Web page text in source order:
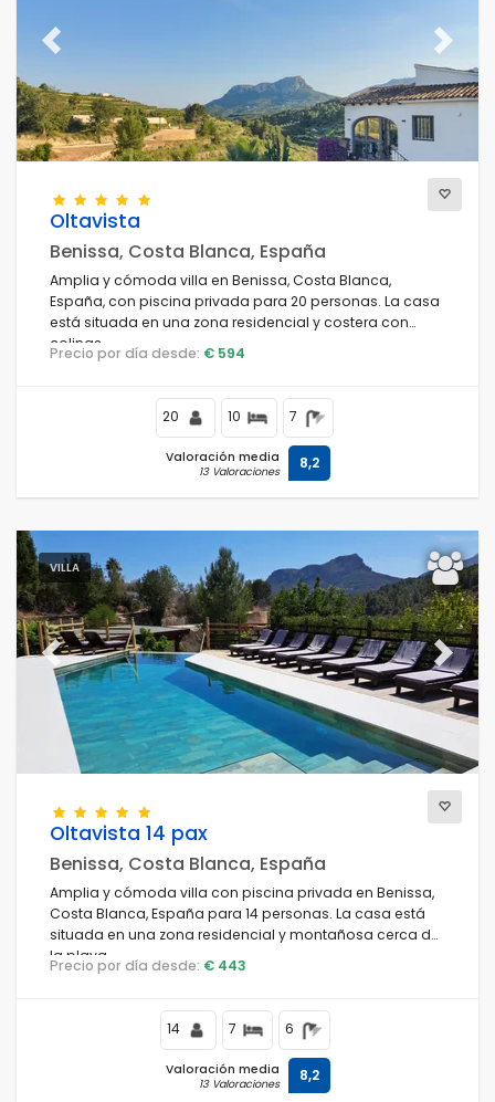
Cuartos de baño
Servicios populares
Condiciones
Confort
Servicios
Vistas
Categorías adicionales
Previous Next
Oltavista
Benissa, Costa Blanca, España
Amplia y cómoda villa en Benissa, Costa Blanca,
España, con piscina privada para 20 personas. La casa
está situada en una zona residencial y costera con
colinas.
Precio por día desde: € 594
20 10 7
Valoración media
13 Valoraciones 8,2
VILLA
Previous Next
Oltavista 14 pax
Benissa, Costa Blanca, España
Amplia y cómoda villa con piscina privada en Benissa,
Costa Blanca, España para 14 personas. La casa está
situada en una zona residencial y montañosa cerca de
la playa.
Precio por día desde: € 443
14 7 6
Valoración media
13 Valoraciones 8,2